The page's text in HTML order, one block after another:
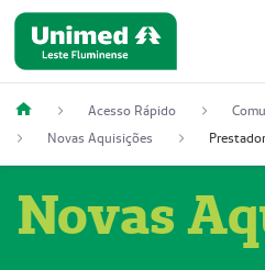
Acesso Rápido
Novas Aquisições
Novas